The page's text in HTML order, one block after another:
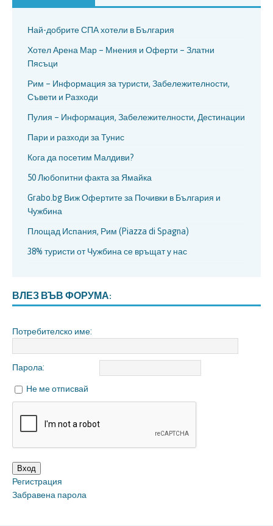
Най-добрите СПА хотели в България
Хотел Арена Мар – Мнения и Оферти – Златни
Пясъци
Рим – Информация за туристи, Забележителности,
Съвети и Разходи
Пулия – Информация, Забележителности, Дестинации
Пари и разходи за Тунис
Кога да посетим Малдиви?
50 Любопитни факта за Ямайка
Grabo.bg Виж Офертите за Почивки в България и
Чужбина
Площад Испания, Рим (Piazza di Spagna)
38% туристи от Чужбина се връщат у нас
ВЛЕЗ ВЪВ ФОРУМА:
Потребителско име:
Парола:
Не ме отписвай
Вход
Регистрация
Забравена парола